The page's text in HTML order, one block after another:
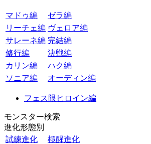
マドゥ編
ゼラ編
リーチェ編 ヴェロア編
サレーネ編 完結編
修行編
決戦編
カリン編
ハク編
ソニア編
オーディン編
フェス限ヒロイン編
モンスター検索
進化形態別
試練進化
極醒進化